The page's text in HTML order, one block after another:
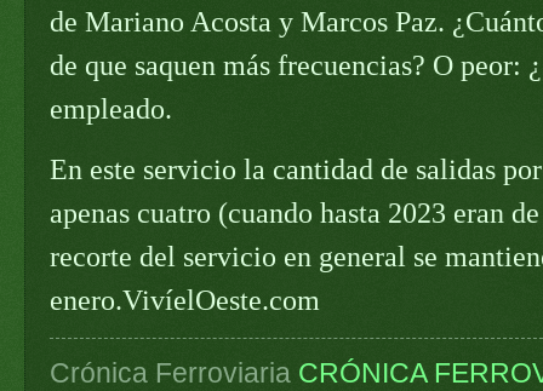
de Mariano Acosta y Marcos Paz.
de que saquen más frecuencias? O
empleado.
En este servicio la cantidad de salidas
apenas cuatro (cuando hasta 2023 eran
recorte del servicio en general se
enero.VivíelOeste.com
Crónica Ferroviaria CRÓNICA